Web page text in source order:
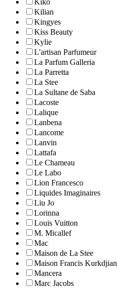
Kilian
Kingyes
Kiss Beauty
Kylie
L'artisan Parfumeur
La Parfum Galleria
La Parretta
La Stee
La Sultane de Saba
Lacoste
Lalique
Lanbena
Lancome
Lanvin
Lattafa
Le Chameau
Le Labo
Lion Francesco
Liquides Imaginaires
Liu Jo
Lorinna
Louis Vuitton
M. Micallef
Mac
Maison de La Stee
Maison Francis Kurkdjian
Mancera
Marc Jacobs